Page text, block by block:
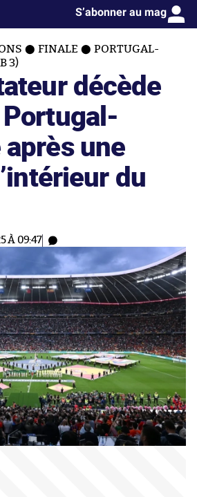
S’abonner au mag
FINALE
PORTUGAL-
3)
décède
une
du
À 09:47